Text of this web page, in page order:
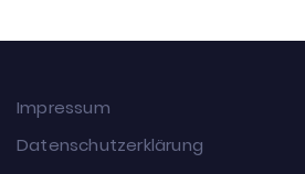
Impressum
Datenschutzerklärung